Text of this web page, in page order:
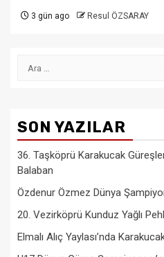
3 gün ago Resul ÖZSARAY
Arama:
SON YAZILAR
36. Taşköprü Karakucak
Balaban
Özdenur Özmez Dünya
20. Vezirköprü Kunduz Yağlı
Elmalı Alıç Yaylası’nda